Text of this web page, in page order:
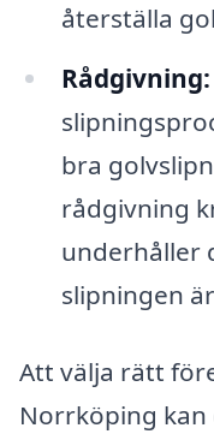
återställa
Rådgivning:
bra
rådgivning
underhåller
slipningen
Att välja rätt
Norrköping kan